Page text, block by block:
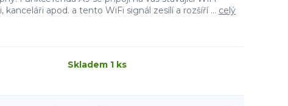
apod. a tento WiFi signál zesílí a rozšíří ... celý
Skladem 1 ks